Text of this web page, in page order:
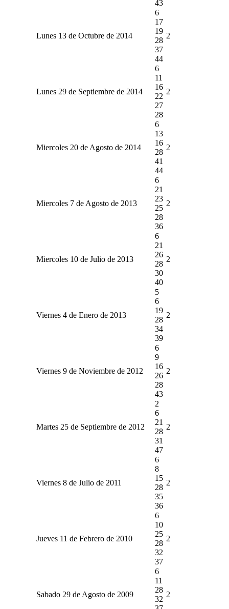
43
Lunes 13 de Octubre de 2014
6
17
19
28
37
44
2
Lunes 29 de Septiembre de 2014
6
11
16
22
27
28
2
Miercoles 20 de Agosto de 2014
6
13
16
28
41
44
2
Miercoles 7 de Agosto de 2013
6
21
23
25
28
36
2
Miercoles 10 de Julio de 2013
6
21
26
28
30
40
2
Viernes 4 de Enero de 2013
5
6
19
28
34
39
2
Viernes 9 de Noviembre de 2012
6
9
16
26
28
43
2
Martes 25 de Septiembre de 2012
2
6
21
28
31
47
2
Viernes 8 de Julio de 2011
6
8
15
28
35
36
2
Jueves 11 de Febrero de 2010
6
10
25
28
32
37
2
Sabado 29 de Agosto de 2009
6
11
28
32
2